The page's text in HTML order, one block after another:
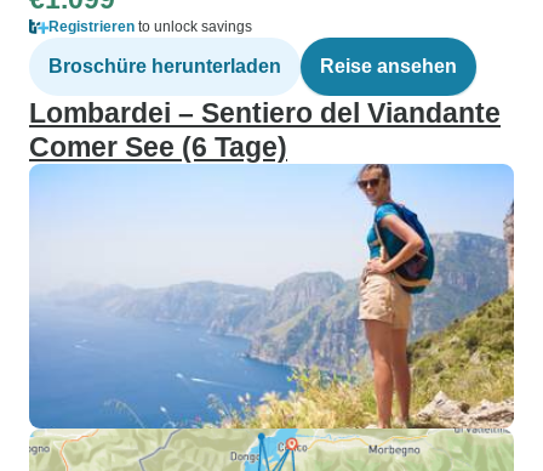
Registrieren to unlock savings
Broschüre herunterladen Reise ansehen
Lombardei – Sentiero del Viandante
Comer See (6 Tage)